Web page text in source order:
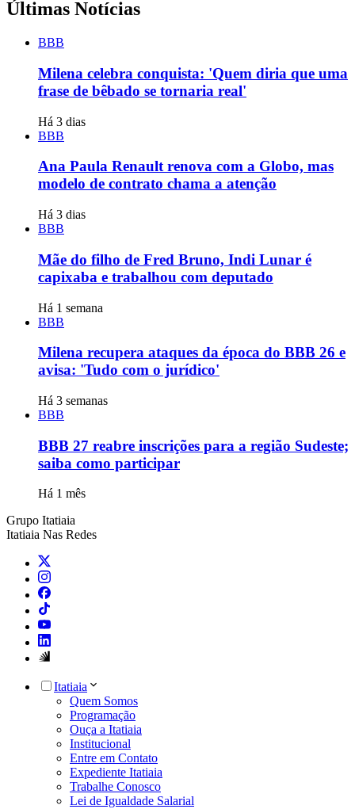
Últimas Notícias
BBB
Milena celebra conquista: 'Quem diria que uma
frase de bêbado se tornaria real'
Há 3 dias
BBB
Ana Paula Renault renova com a Globo, mas
modelo de contrato chama a atenção
Há 3 dias
BBB
Mãe do filho de Fred Bruno, Indi Lunar é
capixaba e trabalhou com deputado
Há 1 semana
BBB
Milena recupera ataques da época do BBB 26 e
avisa: 'Tudo com o jurídico'
Há 3 semanas
BBB
BBB 27 reabre inscrições para a região Sudeste;
saiba como participar
Há 1 mês
Grupo Itatiaia
Itatiaia Nas Redes
Itatiaia
Quem Somos
Programação
Ouça a Itatiaia
Institucional
Entre em Contato
Expediente Itatiaia
Trabalhe Conosco
Lei de Igualdade Salarial